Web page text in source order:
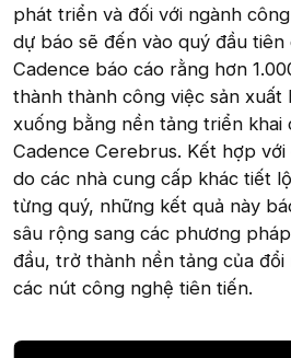
phát triển và đối với ngành
dự báo sẽ đến vào quý đầu tiên
Cadence báo cáo rằng hơn
thành thành công việc sản
xuống bằng nền tảng triển khai
Cadence Cerebrus. Kết hợp
do các nhà cung cấp khác tiết
từng quý, những kết quả này
sâu rộng sang các phương
đầu, trở thành nền tảng của đổi
các nút công nghệ tiên tiến.